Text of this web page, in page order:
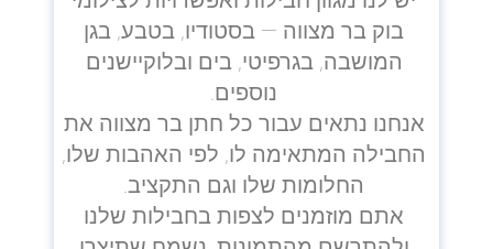
בוק בר מצווה — בסטודיו, בטבע, בגן
המושבה, בגרפיטי, בים ובלוקיישנים
נוספים.
אנחנו נתאים עבור כל חתן בר מצווה את
החבילה המתאימה לו, לפי האהבות שלו,
החלומות שלו וגם התקציב.
אתם מוזמנים לצפות בחבילות שלנו